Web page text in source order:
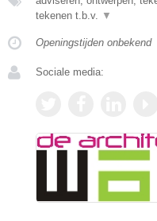
tekenen t.b.v.
▼
Openingstijden onbekend
Sociale media: